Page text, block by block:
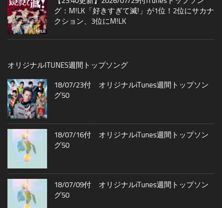
グ：M!LK「好きすぎて滅!」が1位！2位にサカナ
クション、3位にM!LK
オリジナルITUNES週間トップソング
18/07/23付 オリジナルiTunes週間トップソン
グ50
18/07/16付 オリジナルiTunes週間トップソン
グ50
18/07/09付 オリジナルiTunes週間トップソン
グ50